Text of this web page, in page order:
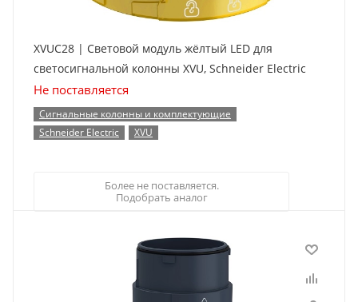
XVUC28 | Световой модуль жёлтый LED для
светосигнальной колонны XVU, Schneider Electric
Не поставляется
Сигнальные колонны и комплектующие
Schneider Electric
XVU
Более не поставляется.
Подобрать аналог